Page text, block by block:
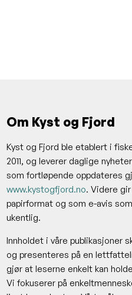
Om Kyst og Fjord
Kyst og Fjord ble etablert i
2011, og leverer daglige
som fortløpende oppdateres
www.kystogfjord.no. Videre
papirformat og som e-avis
ukentlig.
Innholdet i våre publikasjoner
og presenteres på en
gjør at leserne enkelt kan
Vi fokuserer på